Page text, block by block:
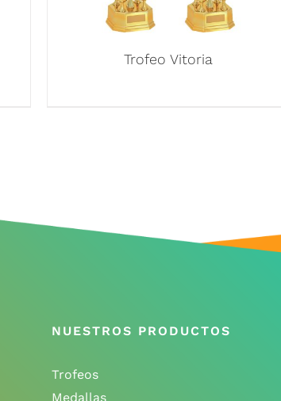
Trofeo Vitoria
NUESTROS PRODUCTOS
Trofeos
Medallas